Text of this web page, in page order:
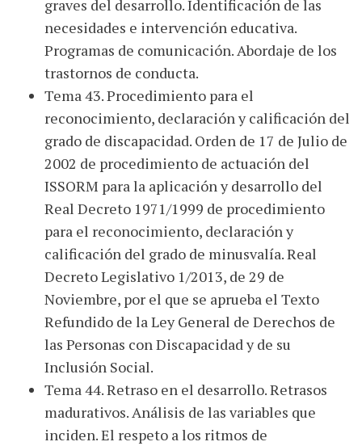
graves del desarrollo. Identificación de las
necesidades e intervención educativa.
Programas de comunicación. Abordaje de los
trastornos de conducta.
Tema 43. Procedimiento para el
reconocimiento, declaración y calificación del
grado de discapacidad. Orden de 17 de Julio de
2002 de procedimiento de actuación del
ISSORM para la aplicación y desarrollo del
Real Decreto 1971/1999 de procedimiento
para el reconocimiento, declaración y
calificación del grado de minusvalía. Real
Decreto Legislativo 1/2013, de 29 de
Noviembre, por el que se aprueba el Texto
Refundido de la Ley General de Derechos de
las Personas con Discapacidad y de su
Inclusión Social.
Tema 44. Retraso en el desarrollo. Retrasos
madurativos. Análisis de las variables que
inciden. El respeto a los ritmos de